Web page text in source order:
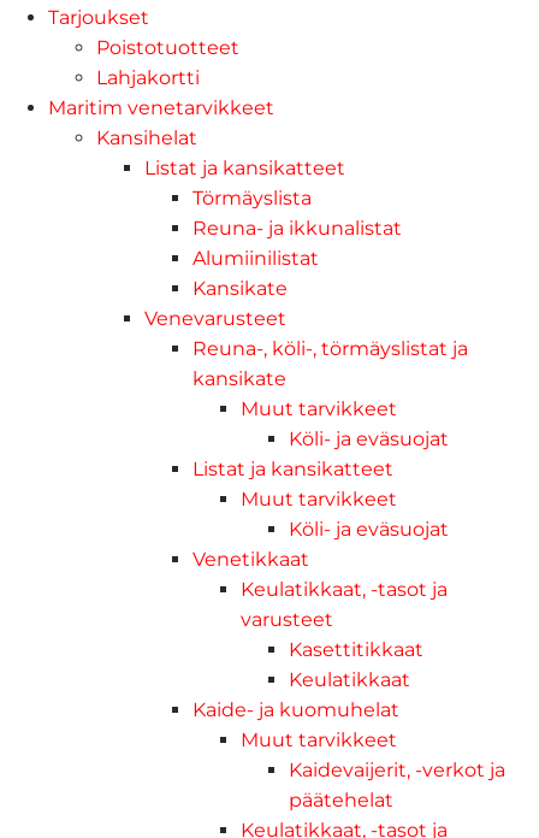
Tarjoukset
Poistotuotteet
Lahjakortti
Maritim venetarvikkeet
Kansihelat
Listat ja kansikatteet
Törmäyslista
Reuna- ja ikkunalistat
Alumiinilistat
Kansikate
Venevarusteet
Reuna-, köli-, törmäyslistat ja
kansikate
Muut tarvikkeet
Köli- ja eväsuojat
Listat ja kansikatteet
Muut tarvikkeet
Köli- ja eväsuojat
Venetikkaat
Keulatikkaat, -tasot ja
varusteet
Kasettitikkaat
Keulatikkaat
Kaide- ja kuomuhelat
Muut tarvikkeet
Kaidevaijerit, -verkot ja
päätehelat
Keulatikkaat, -tasot ja